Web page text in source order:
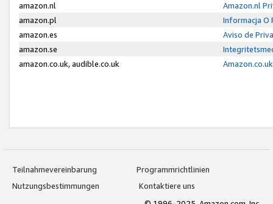
amazon.nl
Amazon.nl
amazon.pl
Informacja O
amazon.es
Aviso de
amazon.se
amazon.co.uk, audible.co.uk
Teilnahmevereinbarung
Programmrichtlinien
Nutzungsbestimmungen
Kontaktiere uns